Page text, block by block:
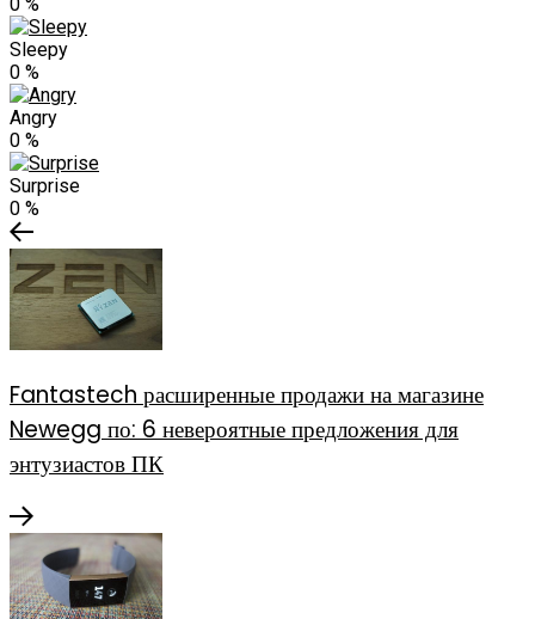
Sleepy
0 %
Angry
0 %
Surprise
0 %
Fantastech расширенные продажи на магазине
Newegg по: 6 невероятные предложения для
энтузиастов ПК